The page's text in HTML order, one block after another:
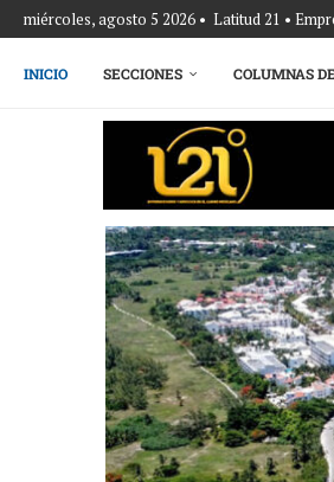
miércoles, agosto 5 2026 • Latitud 21 •
INICIO SECCIONES COLUMNAS